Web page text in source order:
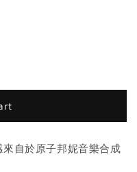
自於原子邦妮音樂合成